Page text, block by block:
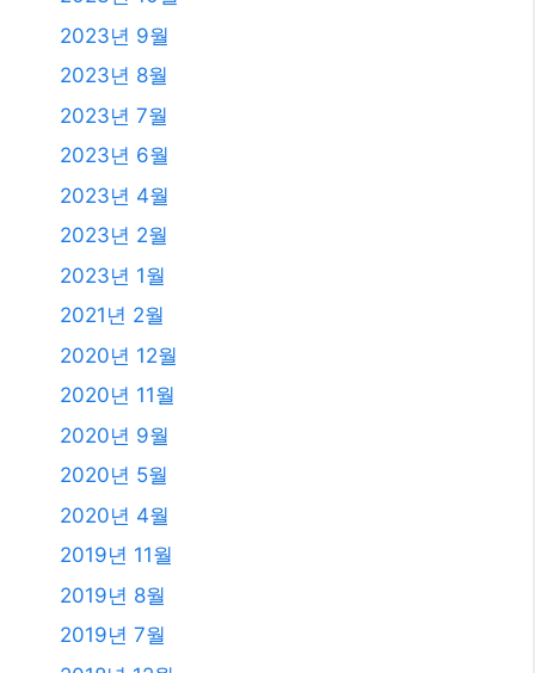
2023년 9월
2023년 8월
2023년 7월
2023년 6월
2023년 4월
2023년 2월
2023년 1월
2021년 2월
2020년 12월
2020년 11월
2020년 9월
2020년 5월
2020년 4월
2019년 11월
2019년 8월
2019년 7월